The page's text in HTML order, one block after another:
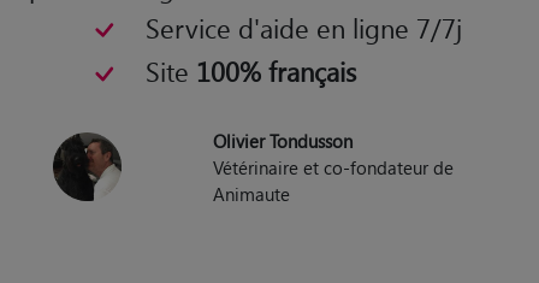
Service d'aide en ligne 7/7j
Site 100% français
Olivier Tondusson
Vétérinaire et co-fondateur de
Animaute